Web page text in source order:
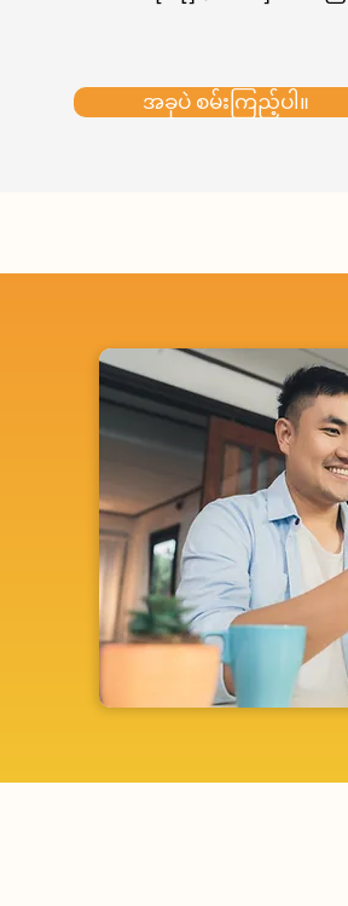
အခုပဲ စမ်းကြည့်ပါ။